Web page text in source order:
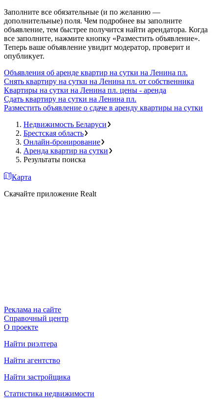
Заполните все обязательные (и по желанию —
дополнительные) поля. Чем подробнее вы заполните
объявление, тем быстрее получится найти арендатора. Когда
все заполните, нажмите кнопку «Разместить объявление».
Теперь ваше объявление увидит модератор, проверит и
опубликует.
Объявления об аренде квартир на сутки на Ленина пл.
Снять квартиру на сутки на Ленина пл. от собственника
Квартиры на сутки на Ленина пл. цены - аренда
Сдать квартиру на сутки на Ленина пл.
Разместить объявление о сдаче в аренду квартиры на сутки
Недвижимость Беларуси
Брестская область
Онлайн-бронирование
Аренда квартир на сутки
Результаты поиска
Карта
Скачайте приложение Realt
Реклама на сайте
Справочный центр
О проекте
Найти риэлтера
Найти агентство
Найти застройщика
Статистика недвижимости